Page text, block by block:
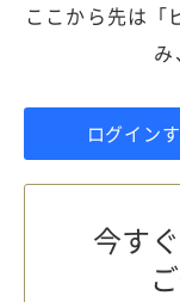
ここから先は「
み
ログイン
今す